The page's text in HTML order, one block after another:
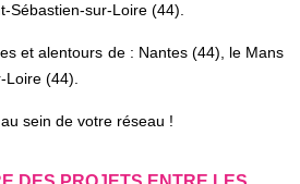
Sébastien-sur-Loire (44)
et alentours de : Nantes (44), le Mans
(44).
sein de votre réseau !